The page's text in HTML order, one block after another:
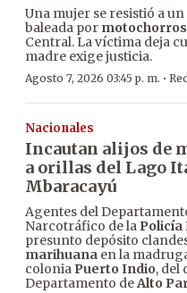
Una mujer se resistió a
baleada por motochorros
Central. La víctima deja
madre exige justicia.
Agosto 7, 2026 03:45 p. m. ·
Nacionales
Incautan alijos de
a orillas del Lago
Mbaracayú
Agentes del
Narcotráfico de la Policía
presunto depósito
marihuana en la
colonia Puerto Indio, del
Departamento deAlto